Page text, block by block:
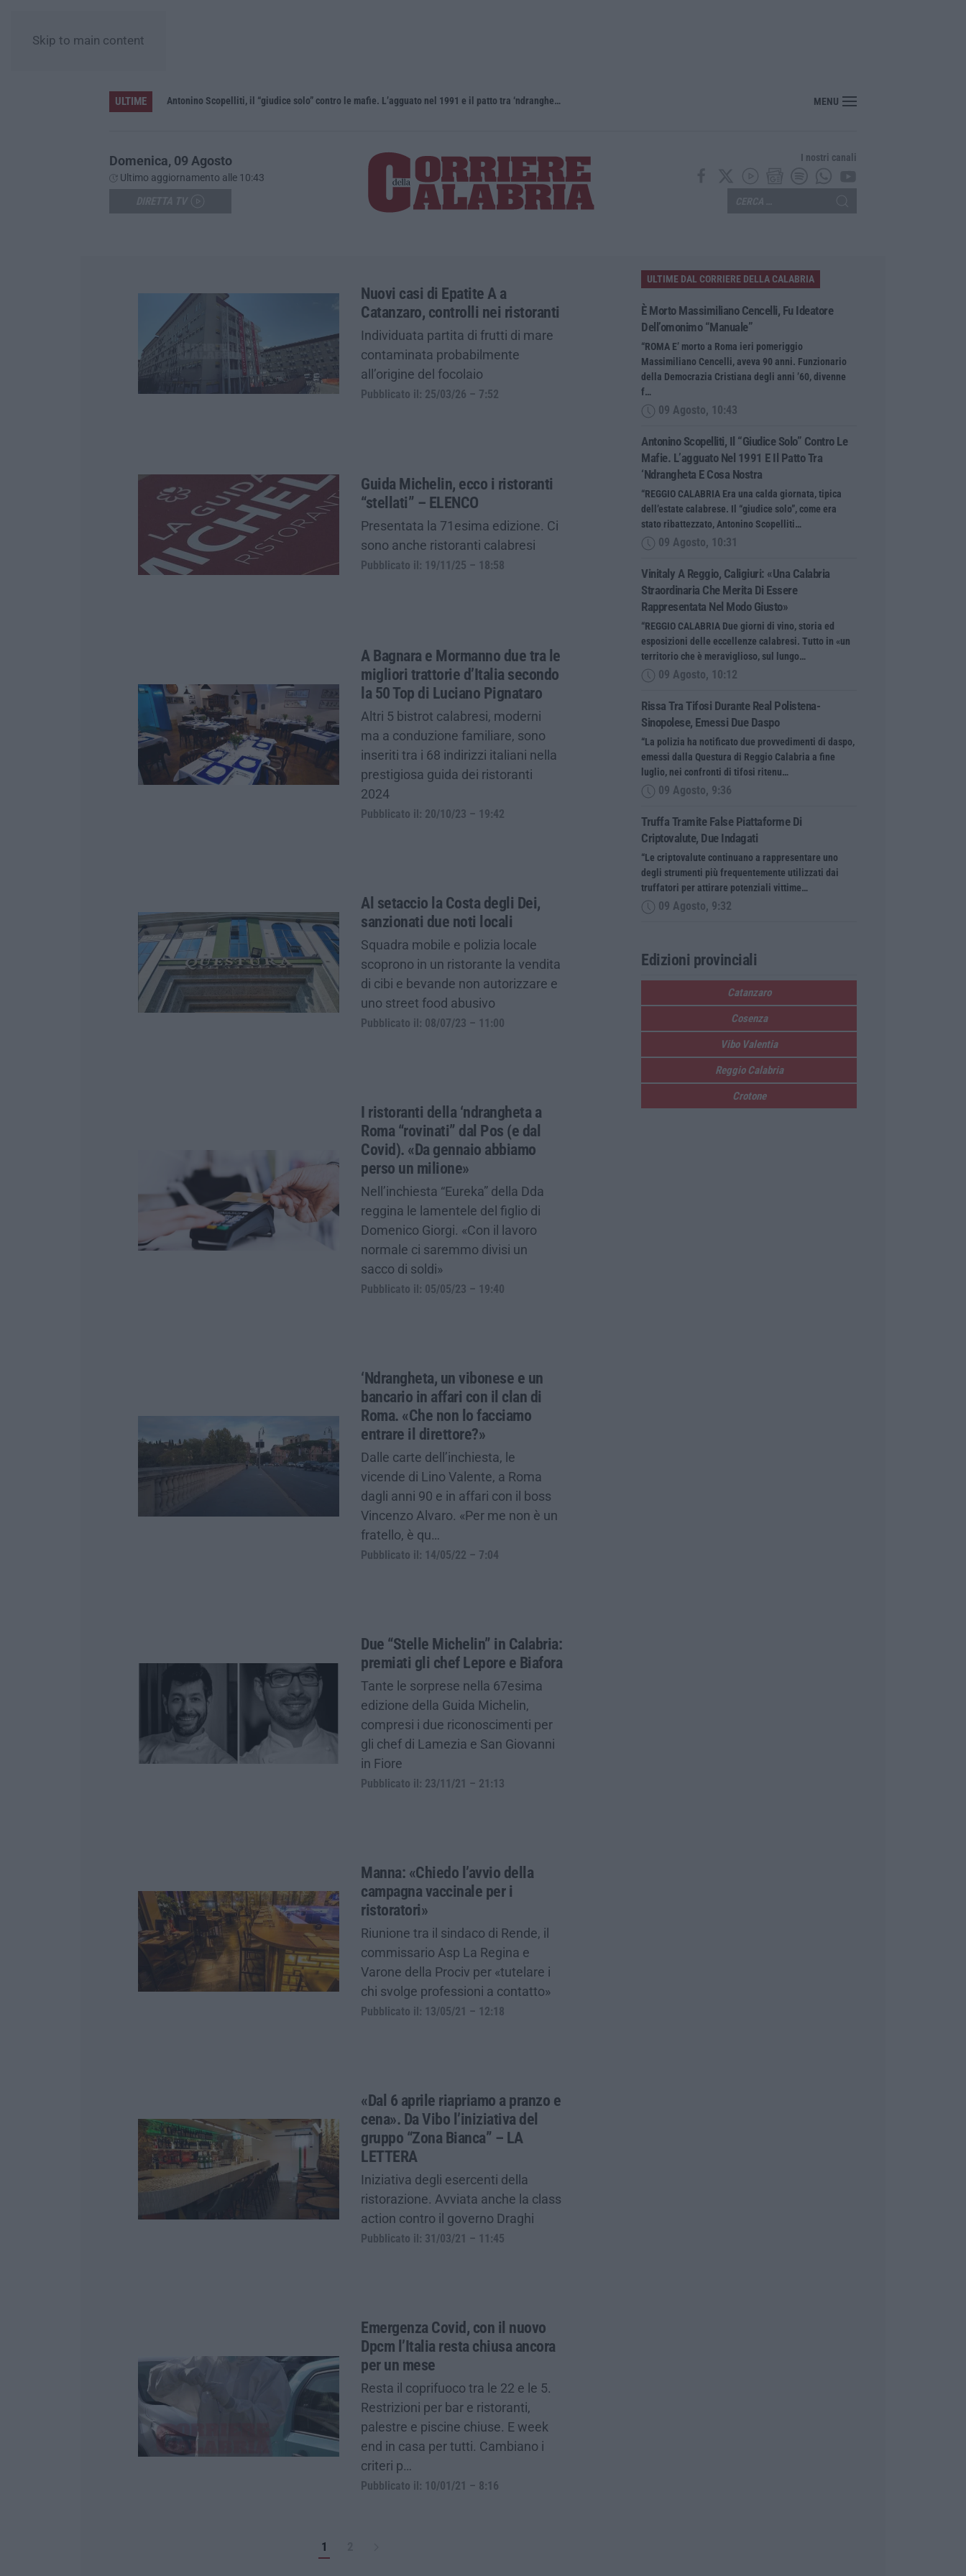
Skip to main content
ULTIME Antonino Scopelliti, il “giudice solo” contro le mafie. L’agguato nel 1991 e il patto tra ‘ndrangheta e Cosa nostra MENU
Domenica, 09 Agosto
Ultimo aggiornamento alle 10:43
I nostri canali
Nuovi casi di Epatite A a
Catanzaro, controlli nei ristoranti
Individuata partita di frutti di mare
contaminata probabilmente
all’origine del focolaio
Pubblicato il: 25/03/26 – 7:52
Guida Michelin, ecco i ristoranti
“stellati” – ELENCO
Presentata la 71esima edizione. Ci
sono anche ristoranti calabresi
Pubblicato il: 19/11/25 – 18:58
A Bagnara e Mormanno due tra le
migliori trattorie d’Italia secondo
la 50 Top di Luciano Pignataro
Altri 5 bistrot calabresi, moderni
ma a conduzione familiare, sono
inseriti tra i 68 indirizzi italiani nella
prestigiosa guida dei ristoranti
2024
Pubblicato il: 20/10/23 – 19:42
Al setaccio la Costa degli Dei,
sanzionati due noti locali
Squadra mobile e polizia locale
scoprono in un ristorante la vendita
di cibi e bevande non autorizzare e
uno street food abusivo
Pubblicato il: 08/07/23 – 11:00
I ristoranti della ‘ndrangheta a
Roma “rovinati” dal Pos (e dal
Covid). «Da gennaio abbiamo
perso un milione»
Nell’inchiesta “Eureka” della Dda
reggina le lamentele del figlio di
Domenico Giorgi. «Con il lavoro
normale ci saremmo divisi un
sacco di soldi»
Pubblicato il: 05/05/23 – 19:40
‘Ndrangheta, un vibonese e un
bancario in affari con il clan di
Roma. «Che non lo facciamo
entrare il direttore?»
Dalle carte dell’inchiesta, le
vicende di Lino Valente, a Roma
dagli anni 90 e in affari con il boss
Vincenzo Alvaro. «Per me non è un
fratello, è qu…
Pubblicato il: 14/05/22 – 7:04
Due “Stelle Michelin” in Calabria:
premiati gli chef Lepore e Biafora
Tante le sorprese nella 67esima
edizione della Guida Michelin,
compresi i due riconoscimenti per
gli chef di Lamezia e San Giovanni
in Fiore
Pubblicato il: 23/11/21 – 21:13
Manna: «Chiedo l’avvio della
campagna vaccinale per i
ristoratori»
Riunione tra il sindaco di Rende, il
commissario Asp La Regina e
Varone della Prociv per «tutelare i
chi svolge professioni a contatto»
Pubblicato il: 13/05/21 – 12:18
«Dal 6 aprile riapriamo a pranzo e
cena». Da Vibo l’iniziativa del
gruppo “Zona Bianca” – LA
LETTERA
Iniziativa degli esercenti della
ristorazione. Avviata anche la class
action contro il governo Draghi
Pubblicato il: 31/03/21 – 11:45
Emergenza Covid, con il nuovo
Dpcm l’Italia resta chiusa ancora
per un mese
Resta il coprifuoco tra le 22 e le 5.
Restrizioni per bar e ristoranti,
palestre e piscine chiuse. E week
end in casa per tutti. Cambiano i
criteri p…
Pubblicato il: 10/01/21 – 8:16
1
ULTIME DAL CORRIERE DELLA CALABRIA
È Morto Massimiliano Cencelli, Fu Ideatore
Dell’omonimo “manuale”
“ROMA E’ morto a Roma ieri pomeriggio
Massimiliano Cencelli, aveva 90 anni. Funzionario
della Democrazia Cristiana degli anni ’60, divenne
f…
09 Agosto, 10:43
Antonino Scopelliti, Il “giudice Solo” Contro Le
Mafie. L’agguato Nel 1991 E Il Patto Tra
‘ndrangheta E Cosa Nostra
“REGGIO CALABRIA Era una calda giornata, tipica
dell’estate calabrese. Il “giudice solo”, come era
stato ribattezzato, Antonino Scopelliti…
09 Agosto, 10:31
Vinitaly A Reggio, Caligiuri: «Una Calabria
Straordinaria Che Merita Di Essere
Rappresentata Nel Modo Giusto»
“REGGIO CALABRIA Due giorni di vino, storia ed
esposizioni delle eccellenze calabresi. Tutto in «un
territorio che è meraviglioso, sul lungo…
09 Agosto, 10:12
Rissa Tra Tifosi Durante Real Polistena-
Sinopolese, Emessi Due Daspo
“La polizia ha notificato due provvedimenti di daspo,
emessi dalla Questura di Reggio Calabria a fine
luglio, nei confronti di tifosi ritenu…
09 Agosto, 9:36
Truffa Tramite False Piattaforme Di
Criptovalute, Due Indagati
“Le criptovalute continuano a rappresentare uno
degli strumenti più frequentemente utilizzati dai
truffatori per attirare potenziali vittime…
09 Agosto, 9:32
Edizioni provinciali
Catanzaro
Cosenza
Vibo Valentia
Reggio Calabria
Crotone